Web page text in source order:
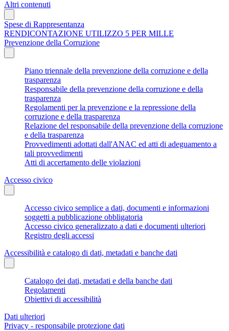
Altri contenuti
Spese di Rappresentanza
RENDICONTAZIONE UTILIZZO 5 PER MILLE
Prevenzione della Corruzione
Piano triennale della prevenzione della corruzione e della
trasparenza
Responsabile della prevenzione della corruzione e della
trasparenza
Regolamenti per la prevenzione e la repressione della
corruzione e della trasparenza
Relazione del responsabile della prevenzione della corruzione
e della trasparenza
Provvedimenti adottati dall'ANAC ed atti di adeguamento a
tali provvedimenti
Atti di accertamento delle violazioni
Accesso civico
Accesso civico semplice a dati, documenti e informazioni
soggetti a pubblicazione obbligatoria
Accesso civico generalizzato a dati e documenti ulteriori
Registro degli accessi
Accessibilità e catalogo di dati, metadati e banche dati
Catalogo dei dati, metadati e della banche dati
Regolamenti
Obiettivi di accessibilità
Dati ulteriori
Privacy - responsabile protezione dati